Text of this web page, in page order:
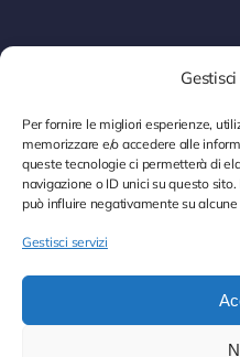
Per fornire le migliori esperienze,
memorizzare e/o accedere alle
queste tecnologie ci permetterà di
navigazione o ID unici su questo
può influire negativamente su
Gestisci servizi
INFORMATIVA
MODELLI INTRA
CONTROLLO P. IVA
DOCUMENTI ONLINE
© 2012 - 2026 • Solini